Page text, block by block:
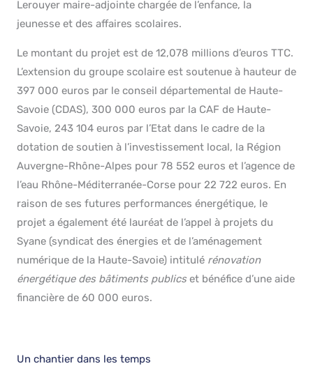
Lerouyer maire-adjointe chargée de l’enfance, la
jeunesse et des affaires scolaires.
Le montant du projet est de 12,078 millions d’euros TTC.
L’extension du groupe scolaire est soutenue à hauteur de
397 000 euros par le conseil départemental de Haute-
Savoie (CDAS), 300 000 euros par la CAF de Haute-
Savoie, 243 104 euros par l’Etat dans le cadre de la
dotation de soutien à l’investissement local, la Région
Auvergne-Rhône-Alpes pour 78 552 euros et l’agence de
l’eau Rhône-Méditerranée-Corse pour 22 722 euros. En
raison de ses futures performances énergétique, le
projet a également été lauréat de l’appel à projets du
Syane (syndicat des énergies et de l’aménagement
numérique de la Haute-Savoie) intitulé rénovation
énergétique des bâtiments publics et bénéfice d’une aide
financière de 60 000 euros.
Un chantier dans les temps